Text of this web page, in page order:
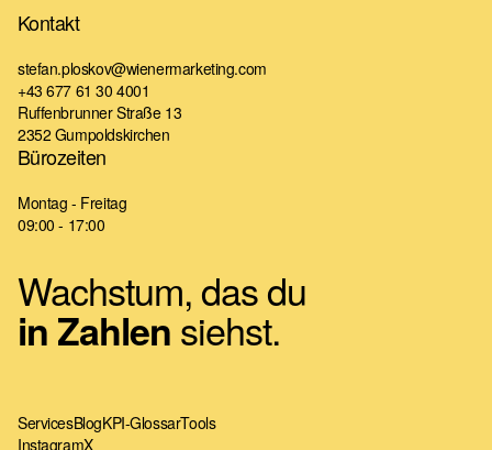
Kontakt
stefan.ploskov@wienermarketing.com
+43 677 61 30 4001
Ruffenbrunner Straße 13
2352 Gumpoldskirchen
Bürozeiten
Montag - Freitag
09:00 - 17:00
Wachstum, das du
in Zahlen siehst.
ServicesBlogKPI-GlossarTools
InstagramX